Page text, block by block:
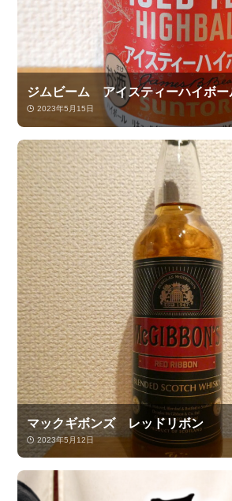
ジムビーム アイスティーハイボー
2023年5月15日
マックギボンズ レッドリボン
2023年5月12日